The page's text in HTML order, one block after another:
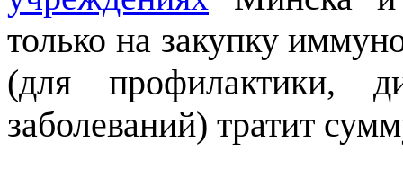
только на закупку
(для профилактики,
заболеваний) тратит